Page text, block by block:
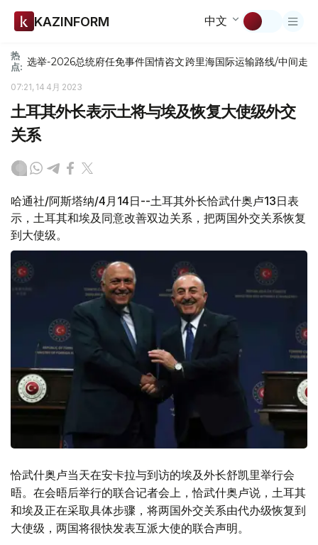
KAZINFORM 中文
热
点: 选举-2026总统府任免事件国情咨文跨里海国际运输路线/中间走廊
07:21, 14 4月 2023
土耳其外长表示土将与埃及恢复大使级外交
关系
哈通社/阿斯塔纳/4月14日--土耳其外长恰武什奥卢13日表
示，土耳其和埃及同意改善双边关系，把两国外交关系恢复
到大使级。
恰武什奥卢当天在安卡拉与到访的埃及外长舒凯里举行会
晤。在会晤后举行的联合记者会上，恰武什奥卢说，土耳其
和埃及正在采取具体步骤，将两国外交关系由代办级恢复到
大使级，两国将很快发表互派大使的联合声明。